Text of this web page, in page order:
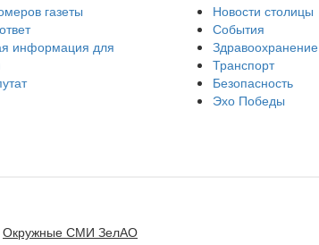
газеты
информация для
Новости столицы
События
Здравоохранение
Транспорт
Безопасность
Эхо Победы
Окружные СМИ ЗелАО